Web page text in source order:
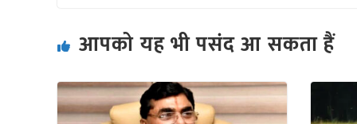
आपको यह भी पसंद आ सकता हैं